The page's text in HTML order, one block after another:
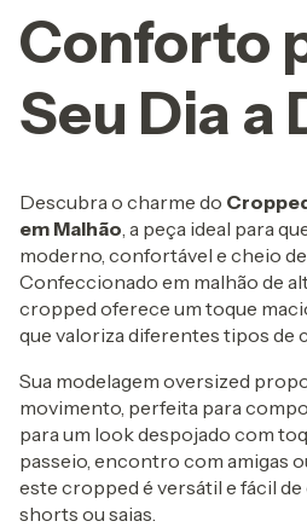
Conforto
Seu Dia a
Descubra o charme do
em Malhão , a peça ideal para
moderno, confortável e cheio
Confeccionado em malhão de
cropped oferece um toque
que valoriza diferentes tipos de
Sua modelagem oversized
movimento, perfeita para
para um look despojado com
passeio, encontro com amigas
este cropped é versátil e fácil
shorts ou saias.